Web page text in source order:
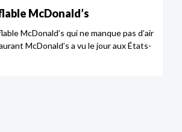
McDonald’s
McDonald’s qui ne manque pas d’air
McDonald’s a vu le jour aux États-